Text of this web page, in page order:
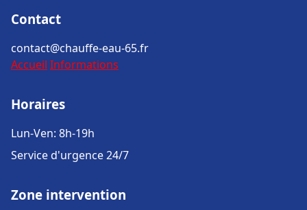
Contact
contact@chauffe-eau-65.fr
Accueil Informations
Horaires
Lun-Ven: 8h-19h
Service d'urgence 24/7
Zone intervention